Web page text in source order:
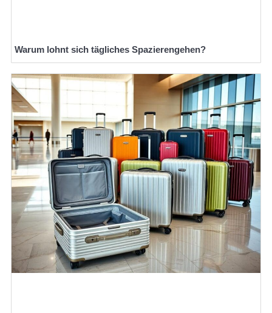
Warum lohnt sich tägliches Spazierengehen?